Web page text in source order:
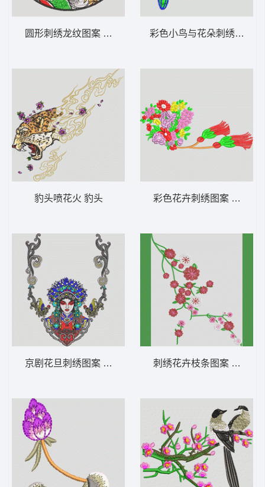
圆形刺绣龙纹图案 龙圆
豹头喷花火 豹头
京剧花旦刺绣图案 鞋 京剧人物
彩色小鸟与花朵刺绣图案 鸟
彩色花卉刺绣图案 汉服
刺绣花卉枝条图案 梅花